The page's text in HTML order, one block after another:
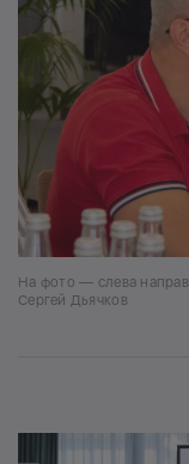
На фото — слева
Сергей Дьячков